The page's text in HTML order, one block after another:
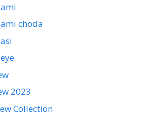
choda
2023
Collection